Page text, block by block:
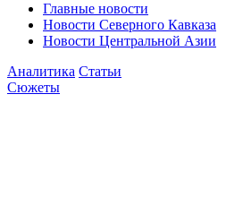
Главные новости
Новости Северного Кавказа
Новости Центральной Азии
Аналитика Статьи
Сюжеты